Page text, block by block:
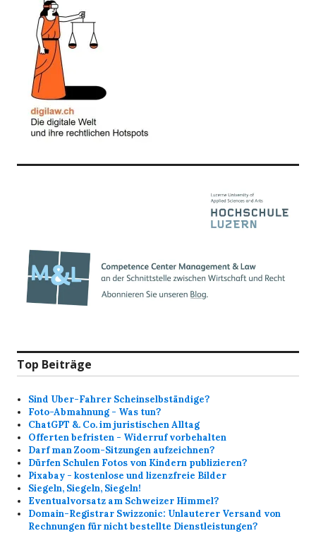
Top Beiträge
Sind Uber-Fahrer Scheinselbständige?
Foto-Abmahnung - Was tun?
ChatGPT &. Co. im juristischen Alltag
Offerten befristen - Widerruf vorbehalten
Darf man Zoom-Sitzungen aufzeichnen?
Dürfen Schulen Fotos von Kindern publizieren?
Pixabay - kostenlose und lizenzfreie Bilder
Siegeln, Siegeln, Siegeln!
Eventualvorsatz am Schweizer Himmel?
Domain-Registrar Swizzonic: Unlauterer Versand von
Rechnungen für nicht bestellte Dienstleistungen?